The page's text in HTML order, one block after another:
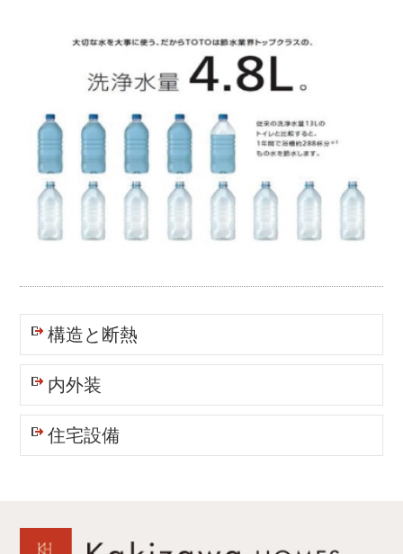
構造と断熱
内外装
住宅設備